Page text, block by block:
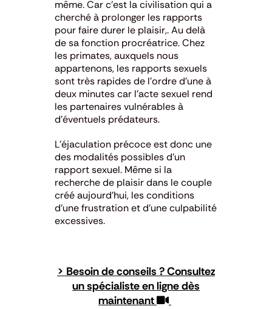
même. Car c’est la civilisation qui a
cherché à prolonger les rapports
pour faire durer le plaisir,. Au delà
de sa fonction procréatrice. Chez
les primates, auxquels nous
appartenons, les rapports sexuels
sont très rapides de l’ordre d’une à
deux minutes car l’acte sexuel rend
les partenaires vulnérables à
d’éventuels prédateurs.
L’éjaculation précoce est donc une
des modalités possibles d’un
rapport sexuel. Même si la
recherche de plaisir dans le couple
créé aujourd’hui, les conditions
d’une frustration et d’une culpabilité
excessives.
> Besoin de conseils ? Consultez
un spécialiste en ligne dès
maintenant